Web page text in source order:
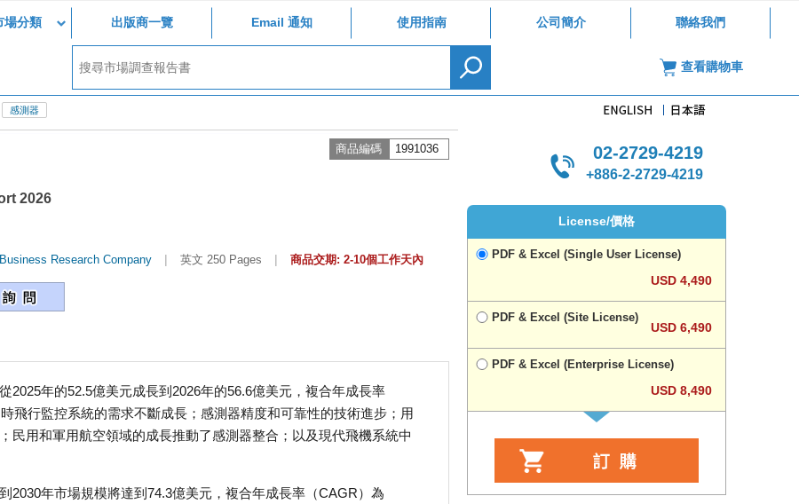
場分類 出版商一覽 Email 通知 使用指南 公司簡介 聯絡我們
查看購物車
感測器
商品編碼 1991036
2026
Research Company | 英文 250 Pages | 商品交期: 2-10個工作天內
2025年的52.5億美元成長到2026年的56.6億美元，複合年成長率
飛行監控系統的需求不斷成長；感測器精度和可靠性的技術進步；用
民用和軍用航空領域的成長推動了感測器整合；以及現代飛機系統中
2030年市場規模將達到74.3億美元，複合年成長率（CAGR）為
02-2729-4219
+886-2-2729-4219
License/價格
PDF & Excel (Single User License)
USD 4,490
PDF & Excel (Site License)
USD 6,490
PDF & Excel (Enterprise License)
USD 8,490